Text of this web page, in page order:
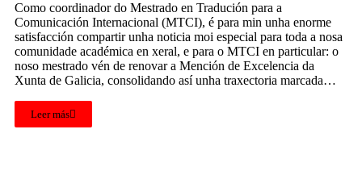
Como coordinador do Mestrado en Tradución para a
Comunicación Internacional (MTCI), é para min unha enorme
satisfacción compartir unha noticia moi especial para toda a nosa
comunidade académica en xeral, e para o MTCI en particular: o
noso mestrado vén de renovar a Mención de Excelencia da
Xunta de Galicia, consolidando así unha traxectoria marcada…
Leer más